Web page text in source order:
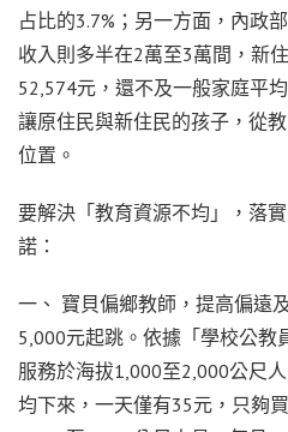
占比的3.7%；另一方面，內政
收入則多半在2萬至3萬間，新
52,574元，還不及一般家庭平
讓原住民與新住民的孩子，從
位置。
要解決「教育資源不均」，落
諾：
一、 寶貝偏鄉教師，提高偏遠
5,000元起跳。依據「學校公教
服務於海拔1,000至2,000公尺
均下來，一天僅有35元，只夠